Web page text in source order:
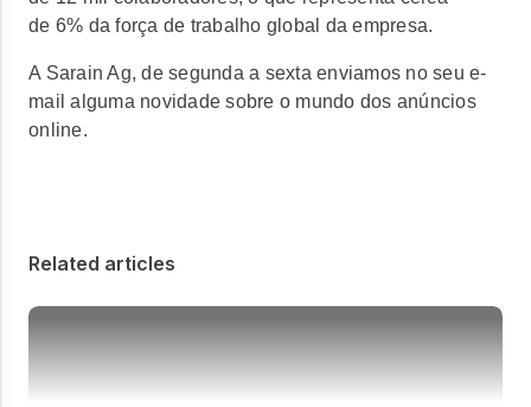
de 6% da força de trabalho global da empresa.
A Sarain Ag, de segunda a sexta enviamos no seu e-
mail alguma novidade sobre o mundo dos anúncios
online.
Related articles